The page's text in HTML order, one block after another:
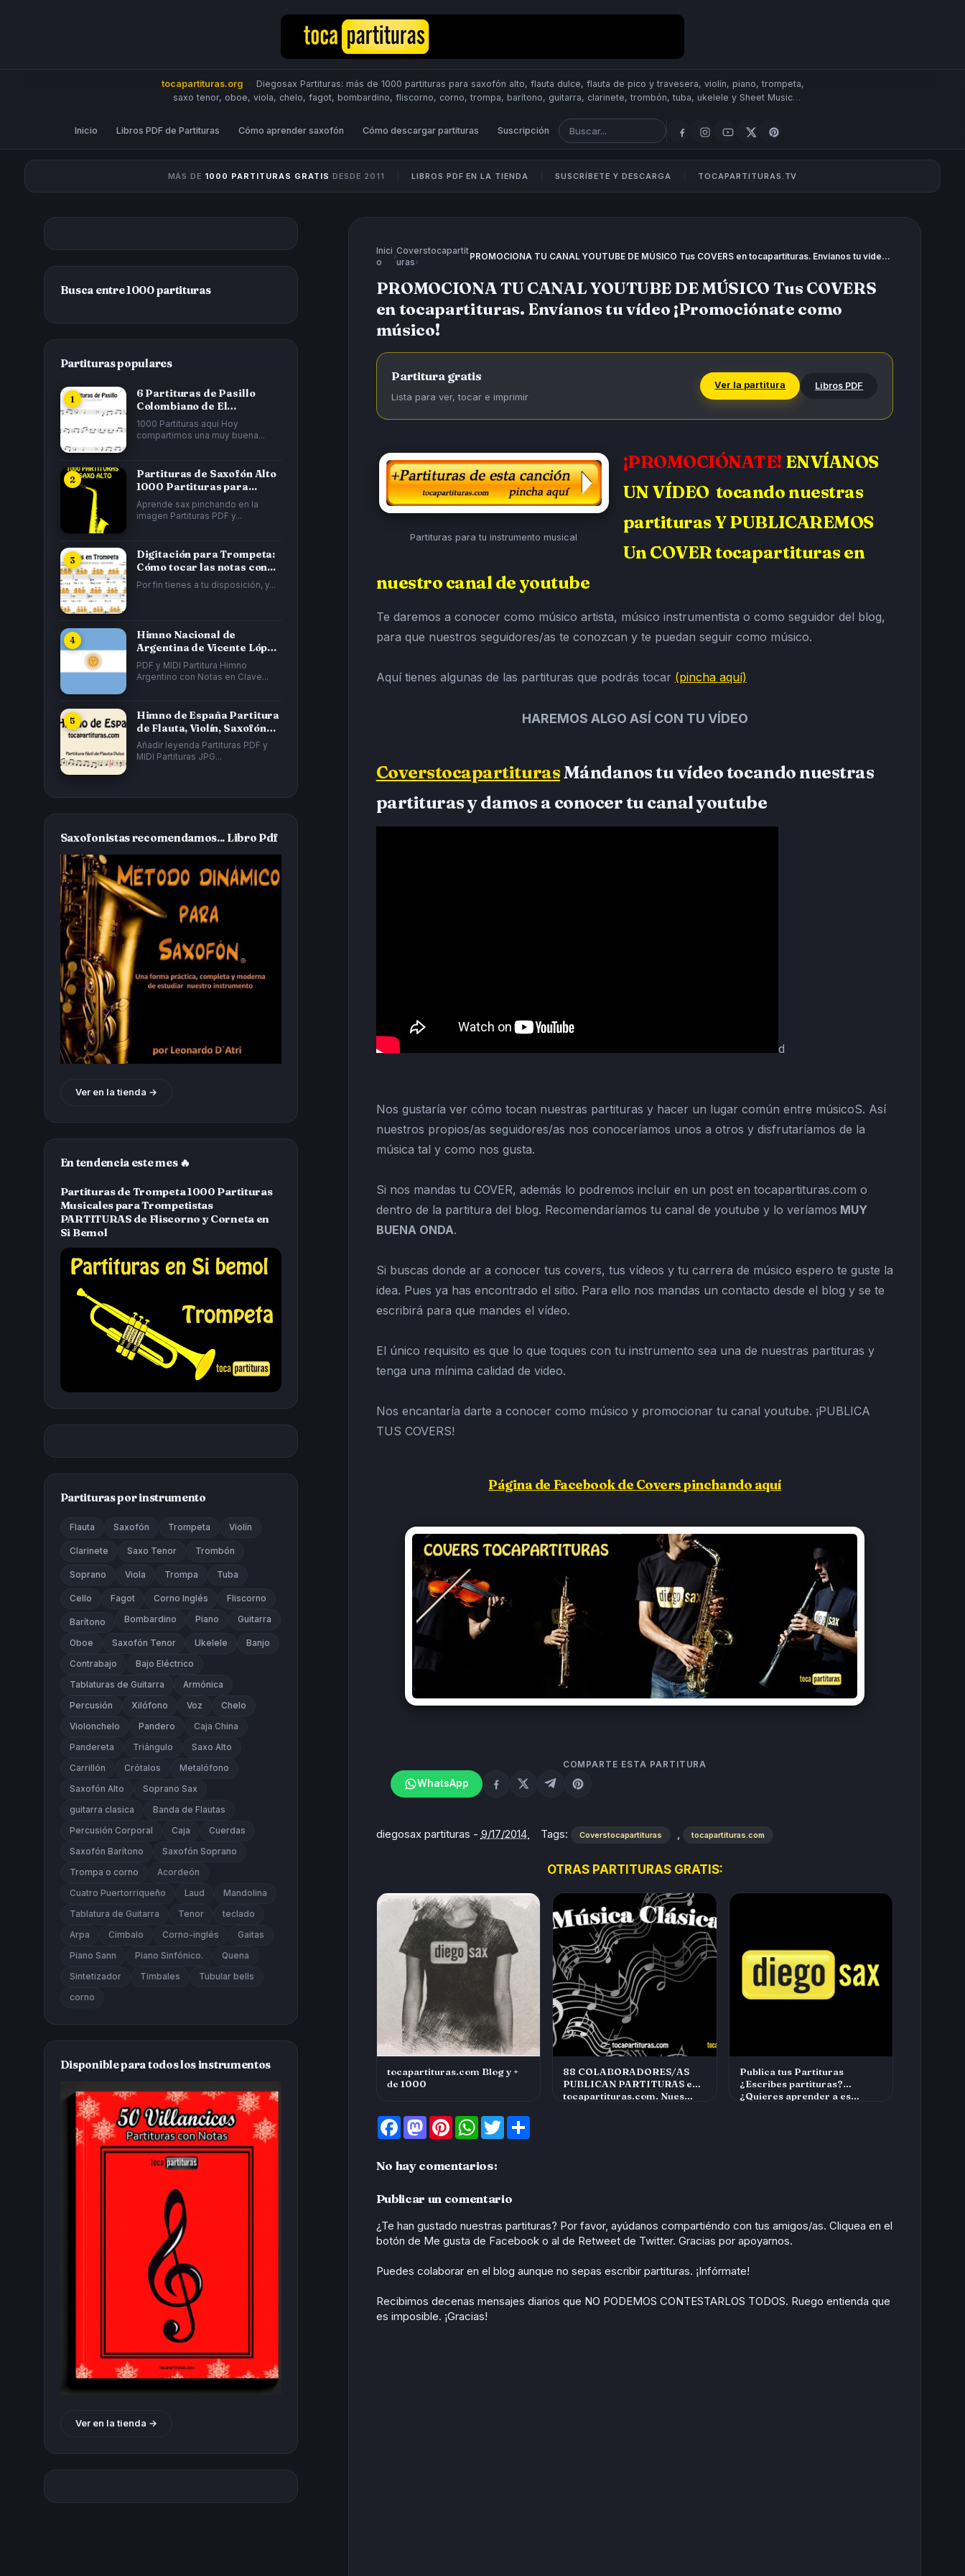
tocapartituras.org ·
Diegosax Partituras: más de 1000 partituras para saxofón alto, flauta dulce, flauta de pico y travesera, violín, piano, trompeta,
saxo tenor, oboe, viola, chelo, fagot, bombardino, fliscorno, corno, trompa, barítono, guitarra, clarinete, trombón, tuba, ukelele y Sheet Music
Inicio Libros PDF de Partituras Cómo aprender saxofón Cómo descargar partituras Suscripción
MÁS DE 1000 PARTITURAS GRATIS DESDE 2011 LIBROS PDF EN LA TIENDA SUSCRÍBETE Y DESCARGA TOCAPARTITURAS.TV
Inici
o
›
Coverstocapartit
uras›
PROMOCIONA TU CANAL YOUTUBE DE MÚSICO Tus COVERS en tocapartituras. Envíanos tu vídeo ¡Promociónate como músico!
PROMOCIONA TU CANAL YOUTUBE DE MÚSICO Tus COVERS
en tocapartituras. Envíanos tu vídeo ¡Promociónate como
músico!
Partitura gratis
Lista para ver, tocar e imprimir
Ver la partitura Libros PDF
Partituras para tu instrumento musical
¡PROMOCIÓNATE! ENVÍANOS
UN VÍDEO tocando nuestras
partituras Y PUBLICAREMOS
Un COVER tocapartituras en
nuestro canal de youtube
Te daremos a conocer como músico artista, músico instrumentista o como seguidor del blog,
para que nuestros seguidores/as te conozcan y te puedan seguir como músico.
Aquí tienes algunas de las partituras que podrás tocar (pincha aquí)
HAREMOS ALGO ASÍ CON TU VÍDEO
CoverstocapartiturasMándanos tu vídeo tocando nuestras
partituras y damos a conocer tu canal youtube
d
Nos gustaría ver cómo tocan nuestras partituras y hacer un lugar común entre músicoS. Así
nuestros propios/as seguidores/as nos conoceríamos unos a otros y disfrutaríamos de la
música tal y como nos gusta.
Si nos mandas tu COVER, además lo podremos incluir en un post en tocapartituras.com o
dentro de la partitura del blog. Recomendaríamos tu canal de youtube y lo veríamos MUY
BUENA ONDA.
Si buscas donde ar a conocer tus covers, tus vídeos y tu carrera de músico espero te guste la
idea. Pues ya has encontrado el sitio. Para ello nos mandas un contacto desde el blog y se te
escribirá para que mandes el vídeo.
El único requisito es que lo que toques con tu instrumento sea una de nuestras partituras y
tenga una mínima calidad de video.
Nos encantaría darte a conocer como músico y promocionar tu canal youtube. ¡PUBLICA
TUS COVERS!
Página de Facebook de Covers pinchando aquí
COMPARTE ESTA PARTITURA
WhatsApp
diegosax partituras - 9/17/2014 Tags: Coverstocapartituras tocapartituras.com
OTRAS PARTITURAS GRATIS:
tocapartituras.com Blog y +
de 1000
88 COLABORADORES/AS
PUBLICAN PARTITURAS en
tocapartituras.com. Nues…
Publica tus Partituras
¿Escribes partituras?
¿Quieres aprender a es…
F
b
k
M
o
n
P
e
s
W
s
p
T
w
S
No hay comentarios:
Publicar un comentario
¿Te han gustado nuestras partituras? Por favor, ayúdanos compartiéndo con tus amigos/as. Cliquea en el
botón de Me gusta de Facebook o al de Retweet de Twitter. Gracias por apoyarnos.
Puedes colaborar en el blog aunque no sepas escribir partituras. ¡Infórmate!
Recibimos decenas mensajes diarios que NO PODEMOS CONTESTARLOS TODOS. Ruego entienda que
es imposible. ¡Gracias!
Busca entre 1000 partituras
Partituras populares
6 Partituras de Pasillo
Colombiano de El
Cucarrón, La Gata...
1000 Partituras aquí Hoy
compartimos una muy buena...
Partituras de Saxofón Alto
1000 Partituras para...
Aprende sax pinchando en la
imagen Partituras PDF y...
Digitación para Trompeta:
Cómo tocar las notas con...
Por fin tienes a tu disposición, y...
Himno Nacional de
Argentina de Vicente López
y Planes y...
PDF y MIDI Partitura Himno
Argentino con Notas en Clave...
Himno de España Partitura
de Flauta, Violín, Saxofón
Alto...
Añadir leyenda Partituras PDF y
MIDI Partituras JPG...
Saxofonistas recomendamos... Libro Pdf
Ver en la tienda →
En tendencia este mes 🔥
Partituras de Trompeta 1000 Partituras
Musicales para Trompetistas
PARTITURAS de Fliscorno y Corneta en
Si Bemol
Partituras por instrumento
Flauta Saxofón Trompeta Violín
Clarinete Saxo Tenor Trombón
Soprano Viola Trompa Tuba
Cello Fagot Corno Inglés Fliscorno
Barítono Bombardino Piano Guitarra
Oboe Saxofón Tenor Ukelele Banjo
Contrabajo Bajo Eléctrico
Tablaturas de Guitarra Armónica
Percusión Xilófono Voz Chelo
Violonchelo Pandero Caja China
Pandereta Triángulo Saxo Alto
Carrillón Crótalos Metalófono
Saxofón Alto Soprano Sax
guitarra clasica Banda de Flautas
Percusión Corporal Caja Cuerdas
Saxofón Barítono Saxofón Soprano
Trompa o corno Acordeón
Cuatro Puertorriqueño Laud Mandolina
Tablatura de Guitarra Tenor teclado
Arpa Cimbalo Corno-inglés Gaitas
Piano Sann Piano Sinfónico. Quena
Sintetizador Timbales Tubular bells
corno
Disponible para todos los instrumentos
Ver en la tienda →